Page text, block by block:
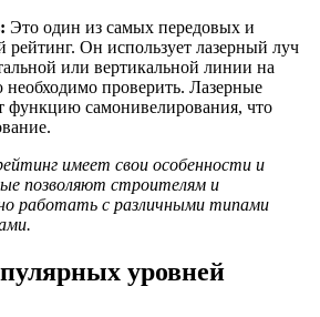
Это один из самых передовых и
рейтинг. Он использует лазерный луч
или вертикальной линии на
необходимо проверить. Лазерные
самонивелирования, что
имеет свои особенности и
позволяют строителям и
работать с различными типами
уровней